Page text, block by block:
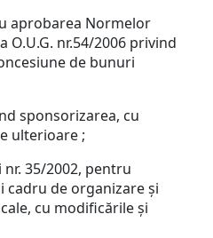
aprobarea Normelor
O.U.G. nr.54/2006 privind
de bunuri
sponsorizarea, cu
ulterioare ;
35/2002, pentru
de organizare şi
cu modificările şi